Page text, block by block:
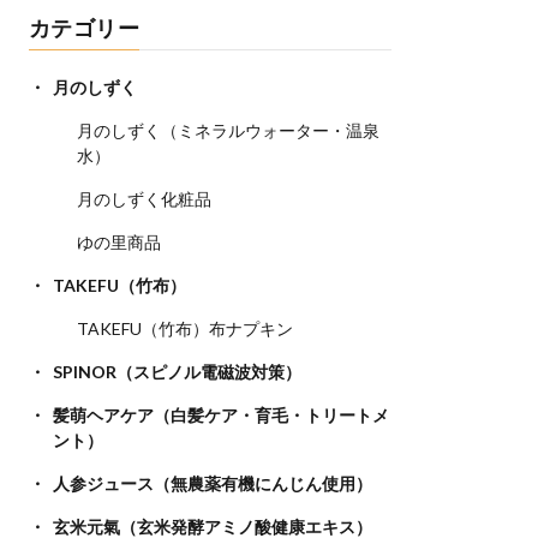
カテゴリー
月のしずく
月のしずく（ミネラルウォーター・温泉
水）
月のしずく化粧品
ゆの里商品
TAKEFU（竹布）
TAKEFU（竹布）布ナプキン
SPINOR（スピノル電磁波対策）
髪萌ヘアケア（白髪ケア・育毛・トリートメ
ント）
人参ジュース（無農薬有機にんじん使用）
玄米元氣（玄米発酵アミノ酸健康エキス）